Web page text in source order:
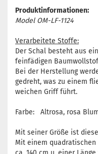
Produktinformationen:
Model OM-LF-1124
Verarbeitete Stoffe:
Der Schal besteht aus
feinfädigen
Bei der Herstellung
gedreht, was zu einem
weichen Griff führt.
Farbe: Altrosa, rosa
Mit seiner Größe ist
Mit einem